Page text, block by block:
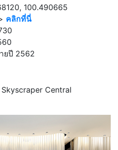
100.490665
คลิกที่นี่
ยปี 2562
Central